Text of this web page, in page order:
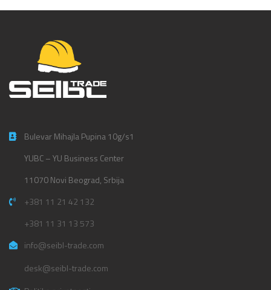
Bulevar Mihajla Pupina 10g/s1
YUBC – YU Business Center
11070 Novi Beograd, Srbija
+381 11 21 42 132
+381 11 31 13 573
info@seibl-trade.com
desk@seibl-trade.com